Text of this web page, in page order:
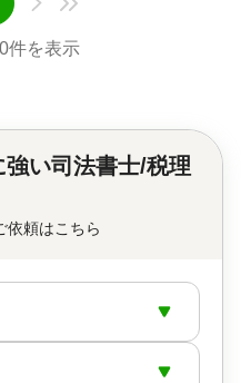
件を表示
強い司法書士/税理
依頼はこちら